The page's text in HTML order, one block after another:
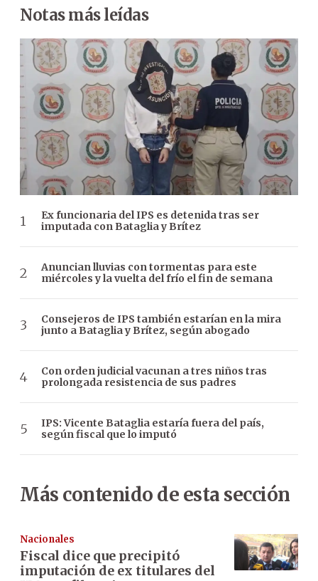
Notas más leídas
Ex funcionaria del IPS es detenida tras ser
imputada con Bataglia y Brítez
Anuncian lluvias con tormentas para este
miércoles y la vuelta del frío el fin de semana
Consejeros de IPS también estarían en la mira
junto a Bataglia y Brítez, según abogado
Con orden judicial vacunan a tres niños tras
prolongada resistencia de sus padres
IPS: Vicente Bataglia estaría fuera del país,
según fiscal que lo imputó
Más contenido de esta sección
Nacionales
Fiscal dice que precipitó
imputación de ex titulares del